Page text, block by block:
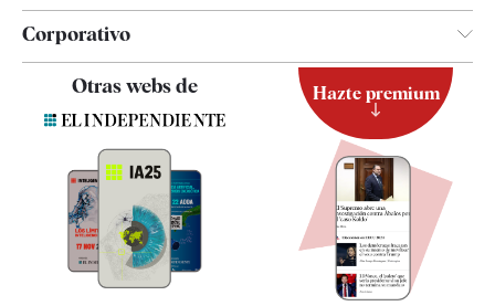
Corporativo
Contacto
Quiénes somos
Especificaciones
Otras webs de Hazte premium